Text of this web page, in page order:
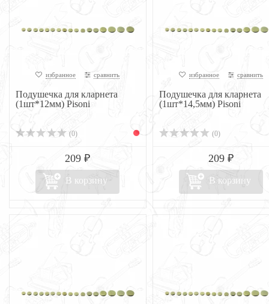
избранное сравнить
Подушечка для кларнета
(1шт*12мм) Pisoni
(0)
209 ₽
В корзину
избранное сравнить
Подушечка для кларнета
(1шт*14,5мм) Pisoni
(0)
209 ₽
В корзину